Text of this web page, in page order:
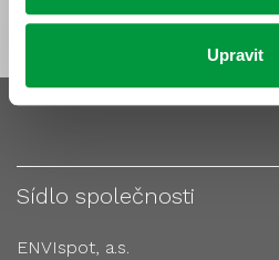
Upravit
Sídlo společnosti
ENVIspot, a.s.